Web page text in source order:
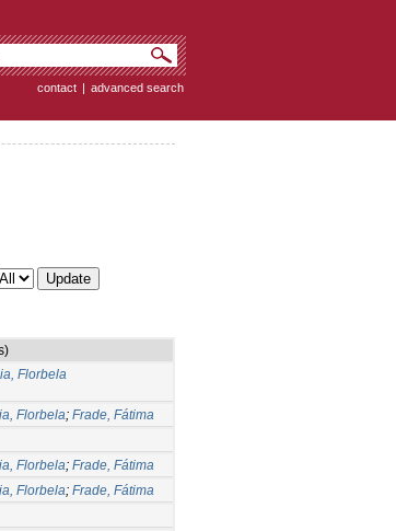
contact | advanced search
Florbela
Florbela; Frade, Fátima
Florbela; Frade, Fátima
Florbela; Frade, Fátima